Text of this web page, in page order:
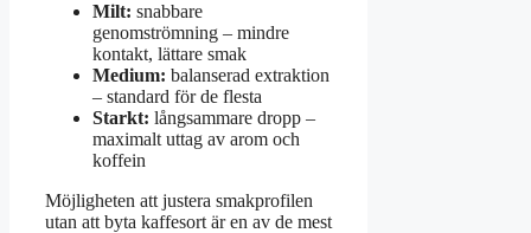
Milt: snabbare
genomströmning – mindre
kontakt, lättare smak
Medium: balanserad extraktion
– standard för de flesta
Starkt: långsammare dropp –
maximalt uttag av arom och
koffein
Möjligheten att justera smakprofilen
utan att byta kaffesort är en av de mest